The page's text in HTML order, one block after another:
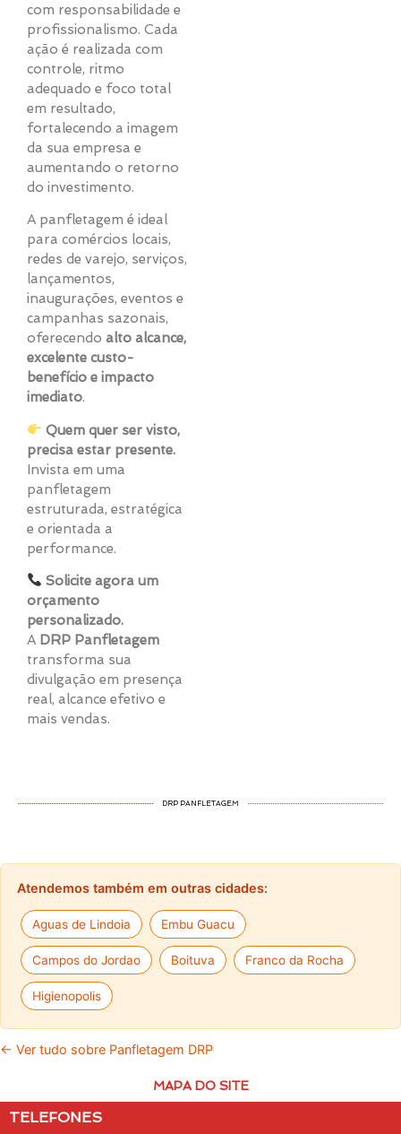
com responsabilidade e
profissionalismo. Cada
ação é realizada com
controle, ritmo
adequado e foco total
em resultado,
fortalecendo a imagem
da sua empresa e
aumentando o retorno
do investimento.
A panfletagem é ideal
para comércios locais,
redes de varejo, serviços,
lançamentos,
inaugurações, eventos e
campanhas sazonais,
oferecendo alto alcance,
excelente custo-
benefício e impacto
imediato.
Quem quer ser visto,
precisa estar presente.
Invista em uma
panfletagem
estruturada, estratégica
e orientada a
performance.
Solicite agora um
orçamento
personalizado.
A DRP Panfletagem
transforma sua
divulgação em presença
real, alcance efetivo e
mais vendas.
DRP PANFLETAGEM
Atendemos também em outras cidades:
Aguas de Lindoia Embu Guacu
Campos do Jordao Boituva Franco da Rocha
Higienopolis
← Ver tudo sobre Panfletagem DRP
MAPA DO SITE
TELEFONES